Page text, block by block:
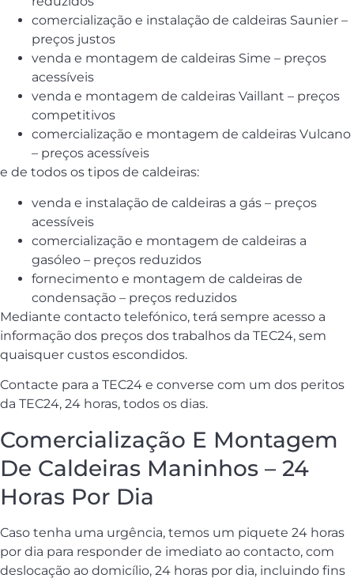
comercialização e instalação de caldeiras Saunier –
preços justos
venda e montagem de caldeiras Sime – preços
acessíveis
venda e montagem de caldeiras Vaillant – preços
competitivos
comercialização e montagem de caldeiras Vulcano
– preços acessíveis
e de todos os tipos de caldeiras:
venda e instalação de caldeiras a gás – preços
acessíveis
comercialização e montagem de caldeiras a
gasóleo – preços reduzidos
fornecimento e montagem de caldeiras de
condensação – preços reduzidos
Mediante contacto telefónico, terá sempre acesso a
informação dos preços dos trabalhos da TEC24, sem
quaisquer custos escondidos.
Contacte para a TEC24 e converse com um dos peritos
da TEC24, 24 horas, todos os dias.
Comercialização E Montagem
De Caldeiras Maninhos – 24
Horas Por Dia
Caso tenha uma urgência, temos um piquete 24 horas
por dia para responder de imediato ao contacto, com
deslocação ao domicílio, 24 horas por dia, incluindo fins